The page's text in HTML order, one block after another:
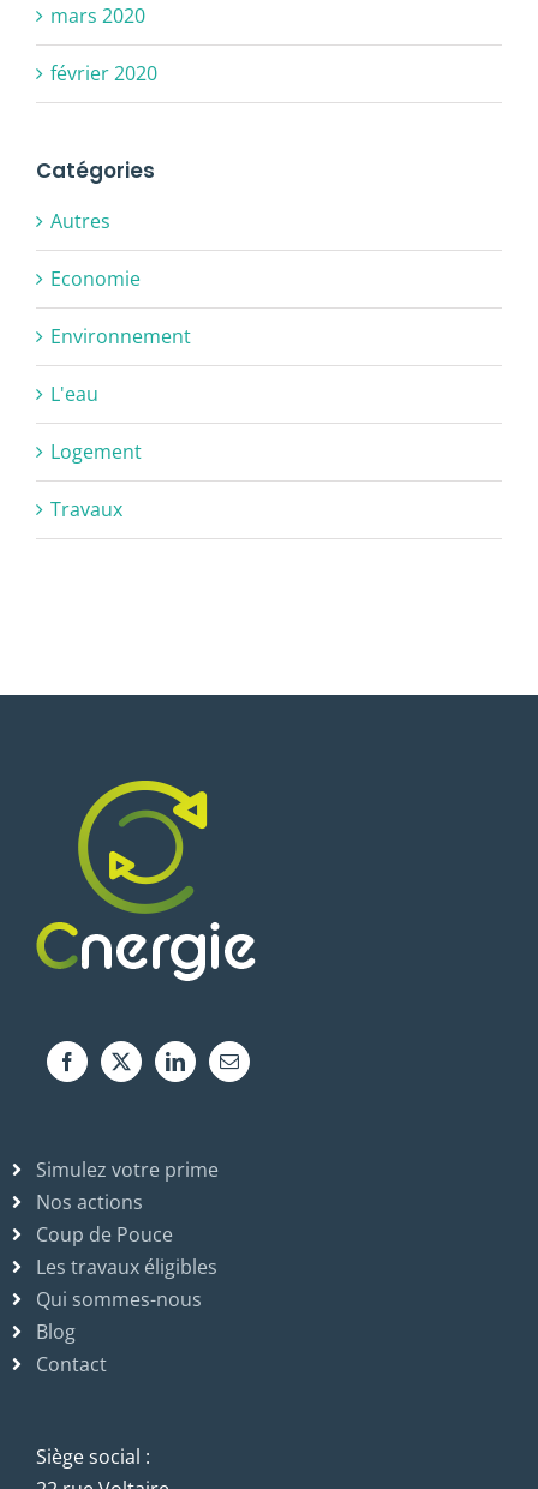
mars 2020
février 2020
Catégories
Autres
Economie
Environnement
L'eau
Logement
Travaux
Simulez votre prime
Nos actions
Coup de Pouce
Les travaux éligibles
Qui sommes-nous
Blog
Contact
Siège social :